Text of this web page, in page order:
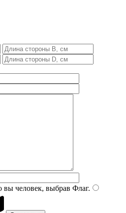
вы человек, выбрав Флаг.